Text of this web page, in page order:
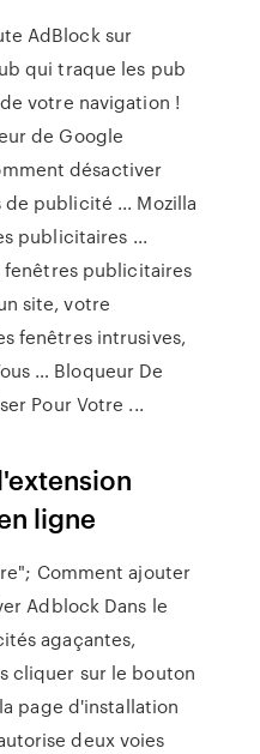
AdBlock sur
qui traque les pub
votre navigation !
de Google
désactiver
publicité ... Mozilla
publicitaires ...
fenêtres publicitaires
site, votre
fenêtres intrusives,
… Bloqueur De
Pour Votre ...
ligne
Comment ajouter
Adblock Dans le
agaçantes,
cliquer sur le bouton
page d'installation
deux voies